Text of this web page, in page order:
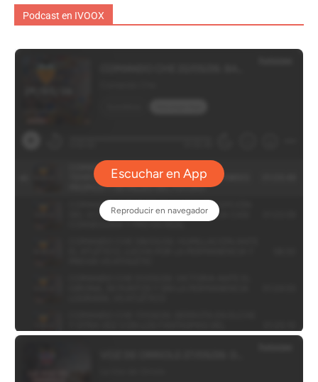
Podcast en IVOOX